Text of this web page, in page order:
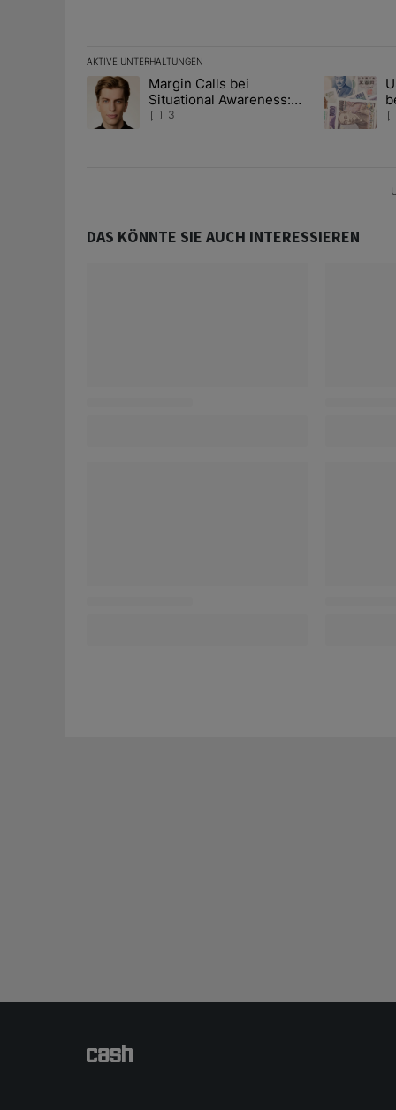
AKTIVE UNTERHALTUNGEN
Das Folgende ist eine Liste der am meisten
Ein Trendartikel mit dem Titel "Margin Calls bei
Margin Calls bei
Situational Awareness:
Alles über den Retter-
3
Ein
DAS KÖNNTE SIE AUCH INTERESSIEREN